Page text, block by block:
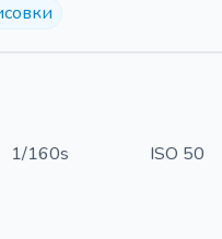
1/160s
ISO 50